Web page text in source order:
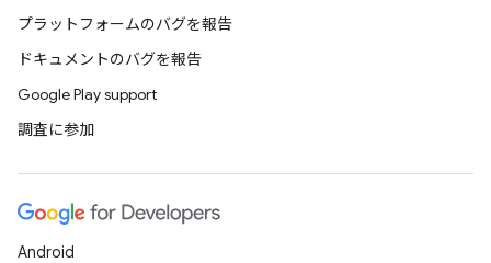
プラットフォームのバグを報告
ドキュメントのバグを報告
Google Play support
調査に参加
Android